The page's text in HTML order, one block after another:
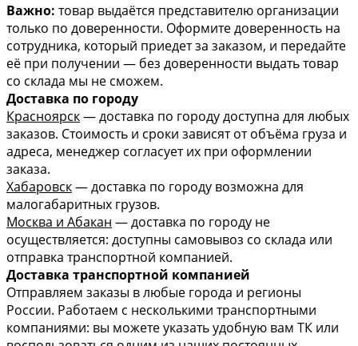
Важно: товар выдаётся представителю организации
только по доверенности. Оформите доверенность на
сотрудника, который приедет за заказом, и передайте
её при получении — без доверенности выдать товар
со склада мы не сможем.
Доставка по городу
Красноярск— доставка по городу доступна для любых
заказов. Стоимость и сроки зависят от объёма груза и
адреса, менеджер согласует их при оформлении
заказа.
Хабаровск— доставка по городу возможна для
малогабаритных грузов.
Москва и Абакан — доставка по городу не
осуществляется: доступны самовывоз со склада или
отправка транспортной компанией.
Доставка транспортной компанией
Отправляем заказы в любые города и регионы
России. Работаем с несколькими транспортными
компаниями: вы можете указать удобную вам ТК или